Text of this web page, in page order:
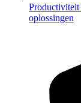
Productiviteit
oplossingen